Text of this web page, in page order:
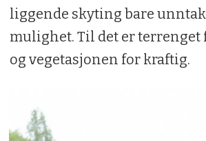
liggende skyting bare
mulighet. Til det er terrenget
og vegetasjonen for kraftig.